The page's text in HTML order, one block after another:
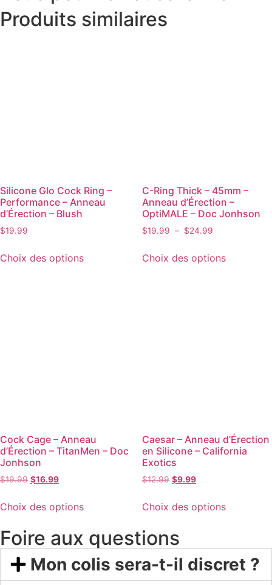
Produits similaires
Silicone Glo Cock Ring –
Performance – Anneau
d’Érection – Blush
$19.99
Choix des options
C-Ring Thick – 45mm –
Anneau d’Érection –
OptiMALE – Doc Jonhson
$19.99 – $24.99
Choix des options
Cock Cage – Anneau
d’Érection – TitanMen – Doc
Jonhson
$19.99 $16.99
Choix des options
Caesar – Anneau d’Érection
en Silicone – California
Exotics
$12.99 $9.99
Choix des options
Foire aux questions
Mon colis sera-t-il discret ?